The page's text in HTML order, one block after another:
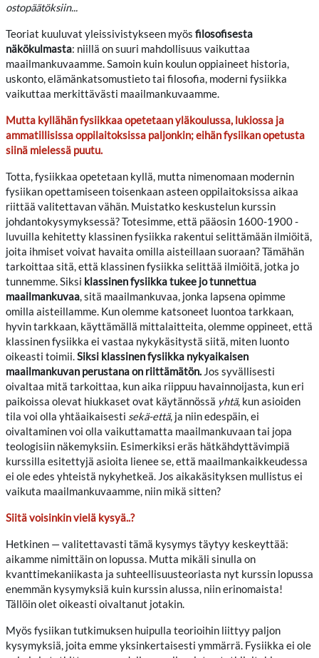
ostopäätöksiin...
Teoriat kuuluvat yleissivistykseen myös filosofisesta
näkökulmasta: niillä on suuri mahdollisuus vaikuttaa
maailmankuvaamme. Samoin kuin koulun oppiaineet historia,
uskonto, elämänkatsomustieto tai filosofia, moderni fysiikka
vaikuttaa merkittävästi maailmankuvaamme.
Mutta kyllähän fysiikkaa opetetaan yläkoulussa, lukiossa ja
ammatillisissa oppilaitoksissa paljonkin; eihän fysiikan opetusta
siinä mielessä puutu.
Totta, fysiikkaa opetetaan kyllä, mutta nimenomaan modernin
fysiikan opettamiseen toisenkaan asteen oppilaitoksissa aikaa
riittää valitettavan vähän. Muistatko keskustelun kurssin
johdantokysymyksessä? Totesimme, että pääosin 1600-1900 -
luvuilla kehitetty klassinen fysiikka rakentui selittämään ilmiöitä,
joita ihmiset voivat havaita omilla aisteillaan suoraan? Tämähän
tarkoittaa sitä, että klassinen fysiikka selittää ilmiöitä, jotka jo
tunnemme. Siksi klassinen fysiikka tukee jo tunnettua
maailmankuvaa, sitä maailmankuvaa, jonka lapsena opimme
omilla aisteillamme. Kun olemme katsoneet luontoa tarkkaan,
hyvin tarkkaan, käyttämällä mittalaitteita, olemme oppineet, että
klassinen fysiikka ei vastaa nykykäsitystä siitä, miten luonto
oikeasti toimii.Siksi klassinen fysiikka nykyaikaisen
maailmankuvan perustana on riittämätön. Jos syvällisesti
oivaltaa mitä tarkoittaa, kun aika riippuu havainnoijasta, kun eri
paikoissa olevat hiukkaset ovat käytännössä yhtä, kun asioiden
tila voi olla yhtäaikaisesti sekä-että, ja niin edespäin, ei
oivaltaminen voi olla vaikuttamatta maailmankuvaan tai jopa
teologisiin näkemyksiin. Esimerkiksi eräs hätkähdyttävimpiä
kurssilla esitettyjä asioita lienee se, että maailmankaikkeudessa
ei ole edes yhteistä nykyhetkeä. Jos aikakäsityksen mullistus ei
vaikuta maailmankuvaamme, niin mikä sitten?
Siitä voisinkin vielä kysyä..?
Hetkinen — valitettavasti tämä kysymys täytyy keskeyttää:
aikamme nimittäin on lopussa. Mutta mikäli sinulla on
kvanttimekaniikasta ja suhteellisuusteoriasta nyt kurssin lopussa
enemmän kysymyksiä kuin kurssin alussa, niin erinomaista!
Tällöin olet oikeasti oivaltanut jotakin.
Myös fysiikan tutkimuksen huipulla teorioihin liittyy paljon
kysymyksiä, joita emme yksinkertaisesti ymmärrä. Fysiikka ei ole